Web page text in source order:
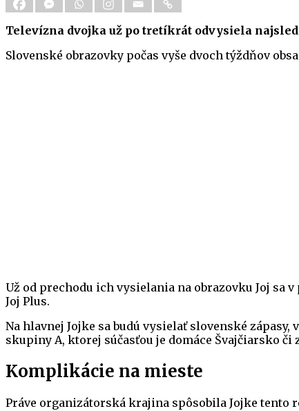
Televízna dvojka už po tretíkrát odvysiela
Slovenské obrazovky počas vyše dvoch týždňov
Už od prechodu ich vysielania na obrazovku Joj sa
Joj Plus.
Na hlavnej Jojke sa budú vysielať slovenské
skupiny A, ktorej súčasťou je domáce Švajčiarsko
Komplikácie na mieste
Práve organizátorská krajina spôsobila Jojke tento